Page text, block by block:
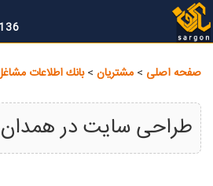
صفحه اصلی > مشتريان >بانك اطلاعات
طراحی سایت در همدان